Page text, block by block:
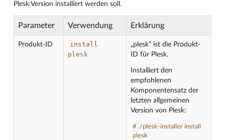
Plesk Version installiert werden soll.
Parameter Verwendung Erklärung
Produkt-ID
install
plesk
„plesk“ ist die Produkt-
ID für Plesk.
Installiert den
empfohlenen
Komponentensatz der
letzten allgemeinen
Version von Plesk:
# ./plesk-installer install
plesk